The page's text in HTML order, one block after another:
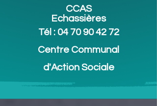
CCAS
Echassières
Tél : 04 70 90 42 72
Centre Communal
d'Action Sociale